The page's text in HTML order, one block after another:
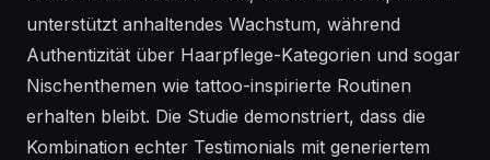
unterstützt anhaltendes Wachstum, während
Authentizität über Haarpflege-Kategorien und sogar
Nischenthemen wie tattoo-inspirierte Routinen
erhalten bleibt. Die Studie demonstriert, dass die
Kombination echter Testimonials mit generiertem